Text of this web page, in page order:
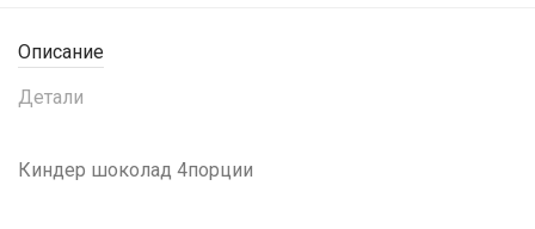
Описание
Детали
Киндер шоколад 4порции